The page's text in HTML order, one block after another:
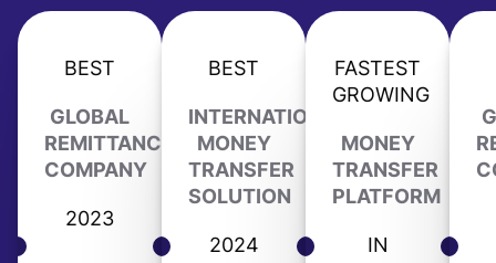
BEST
GLOBAL
REMITTANCE
COMPANY
2023
BEST
INTERNATIONAL
MONEY
TRANSFER
SOLUTION
2024
FASTEST
GROWING
MONEY
TRANSFER
PLATFORM
IN